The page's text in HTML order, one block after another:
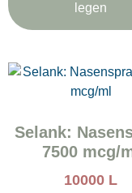
legen
Selank:
7500 mcg/
10000 L